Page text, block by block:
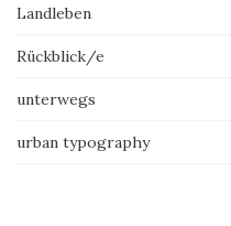
Landleben
Rückblick/e
unterwegs
urban typography